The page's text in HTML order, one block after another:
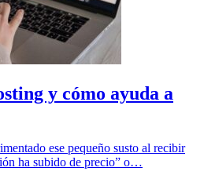
y cómo ayuda a
ese pequeño susto al recibir
ha subido de precio” o…